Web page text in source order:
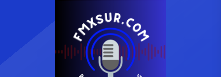
de junio, el senador Miguel
Uribe Turbay murió en la
clínica Fundación Santa Fe,
donde fue intervenido
quirúrgicamente en varias
presentado en un registro
de Londres […]